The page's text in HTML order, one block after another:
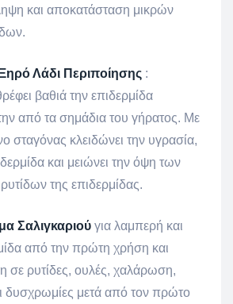
και αποκατάσταση μικρών
Λάδι Περιποίησης :
βαθιά την επιδερμίδα
από τα σημάδια του γήρατος. Με
σταγόνας κλειδώνει την υγρασία,
και μειώνει την όψη των
της επιδερμίδας.
Σαλιγκαριού για λαμπερή και
από την πρώτη χρήση και
σε ρυτίδες, ουλές, χαλάρωση,
δυσχρωμίες μετά από τον πρώτο